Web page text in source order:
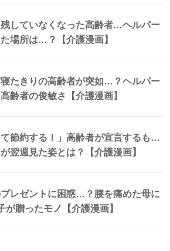
していなくなった高齢者…ヘルパー
場所は…？【介護漫画】
たきりの高齢者が突如…？ヘルパー
齢者の俊敏さ【介護漫画】
て節約する！」高齢者が宣言するも…
翌週見た姿とは？【介護漫画】
レゼントに困惑…？腰を痛めた母に
が贈ったモノ【介護漫画】